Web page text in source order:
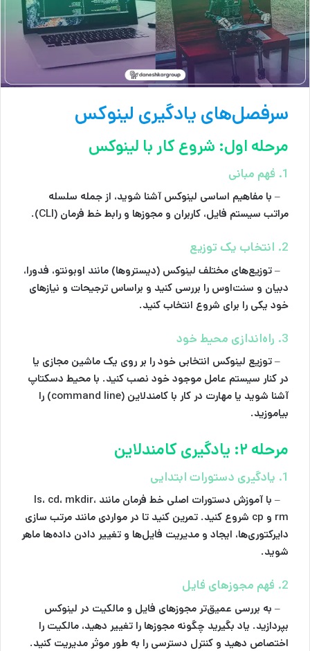
سرفصل‌های یادگیری لینوکس
مرحله اول: شروع کار با لینوکس
1. فهم مبانی
– با مفاهیم اساسی لینوکس آشنا شوید، از جمله سلسله
مراتب سیستم فایل، کاربران و مجوزها و رابط خط فرمان (CLI).
2. انتخاب یک توزیع
– توزیع‌های مختلف لینوکس (دیستروها) مانند اوبونتو، فدورا،
دبیان و سنت‌اوس را بررسی کنید و براساس ترجیحات و نیازهای
خود یکی را برای شروع انتخاب کنید.
3. راه‌اندازی محیط خود
– توزیع لینوکس انتخابی خود را بر روی یک ماشین مجازی یا
در کنار سیستم عامل موجود خود نصب کنید. با محیط دسکتاپ
آشنا شوید یا مهارت در کار با کامندلاین (command line) را
بیاموزید.
مرحله ۲: یادگیری کامندلاین
1. یادگیری دستورات ابتدایی
– با آموزش دستورات اصلی خط فرمان مانند ls، cd، mkdir،
rm و cp شروع کنید. تمرین کنید تا در مواردی مانند مرتب سازی
دایرکتوری‌ها، ایجاد و مدیریت فایل‌ها و تغییر دادن داده‌ها ماهر
شوید.
2. فهم مجوزهای فایل
– به بررسی عمیق‌تر مجوزهای فایل و مالکیت در لینوکس
بپردازید. یاد بگیرید چگونه مجوزها را تغییر دهید، مالکیت را
اختصاص دهید و کنترل دسترسی را به طور موثر مدیریت کنید.